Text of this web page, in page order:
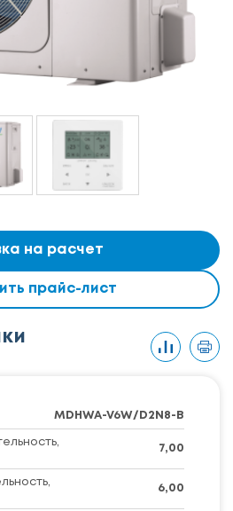
на расчет
прайс-лист
MDHWA-V6W/D2N8-B
7,00
6,00